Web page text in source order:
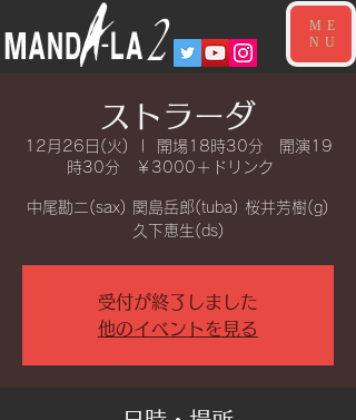
ME
NU
ストラーダ
12月26日(火)
開場18時30分 開演19
時30分 ￥3000＋ドリンク
中尾勘二(sax) 関島岳郎(tuba) 桜井芳樹(g)
久下恵生(ds)
受付が終了しました
他のイベントを見る